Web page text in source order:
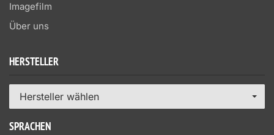
Imagefilm
Über uns
HERSTELLER
Hersteller wählen
SPRACHEN